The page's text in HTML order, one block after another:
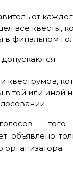
от
все квесты,
в финальном
квеструмов,
в той или иной
объявлено